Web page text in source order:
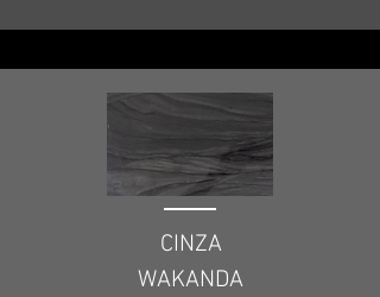
CINZA
WAKANDA